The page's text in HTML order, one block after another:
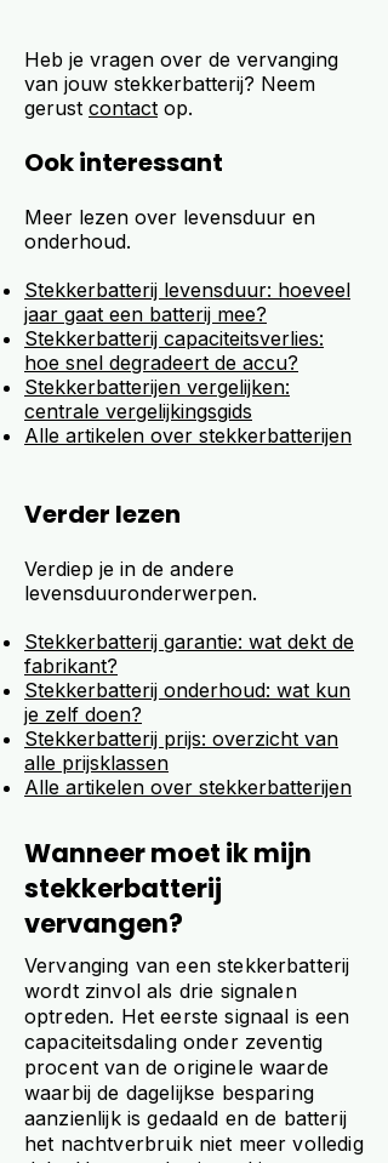
Heb je vragen over de vervanging
van jouw stekkerbatterij? Neem
gerust contact op.
Ook interessant
Meer lezen over levensduur en
onderhoud.
Stekkerbatterij levensduur: hoeveel
jaar gaat een batterij mee?
Stekkerbatterij capaciteitsverlies:
hoe snel degradeert de accu?
Stekkerbatterijen vergelijken:
centrale vergelijkingsgids
Alle artikelen over stekkerbatterijen
Verder lezen
Verdiep je in de andere
levensduuronderwerpen.
Stekkerbatterij garantie: wat dekt de
fabrikant?
Stekkerbatterij onderhoud: wat kun
je zelf doen?
Stekkerbatterij prijs: overzicht van
alle prijsklassen
Alle artikelen over stekkerbatterijen
Wanneer moet ik mijn
stekkerbatterij
vervangen?
Vervanging van een stekkerbatterij
wordt zinvol als drie signalen
optreden. Het eerste signaal is een
capaciteitsdaling onder zeventig
procent van de originele waarde
waarbij de dagelijkse besparing
aanzienlijk is gedaald en de batterij
het nachtverbruik niet meer volledig